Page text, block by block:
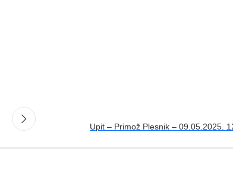
Upit – Primož Plesnik – 09.05.2025.